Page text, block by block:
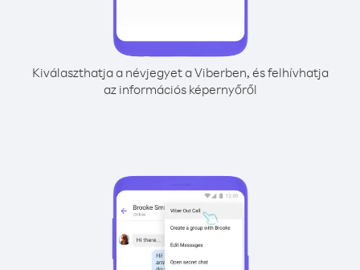
Kiválaszthatja a névjegyet a Viberben, és felhívhatja
az információs képernyőről